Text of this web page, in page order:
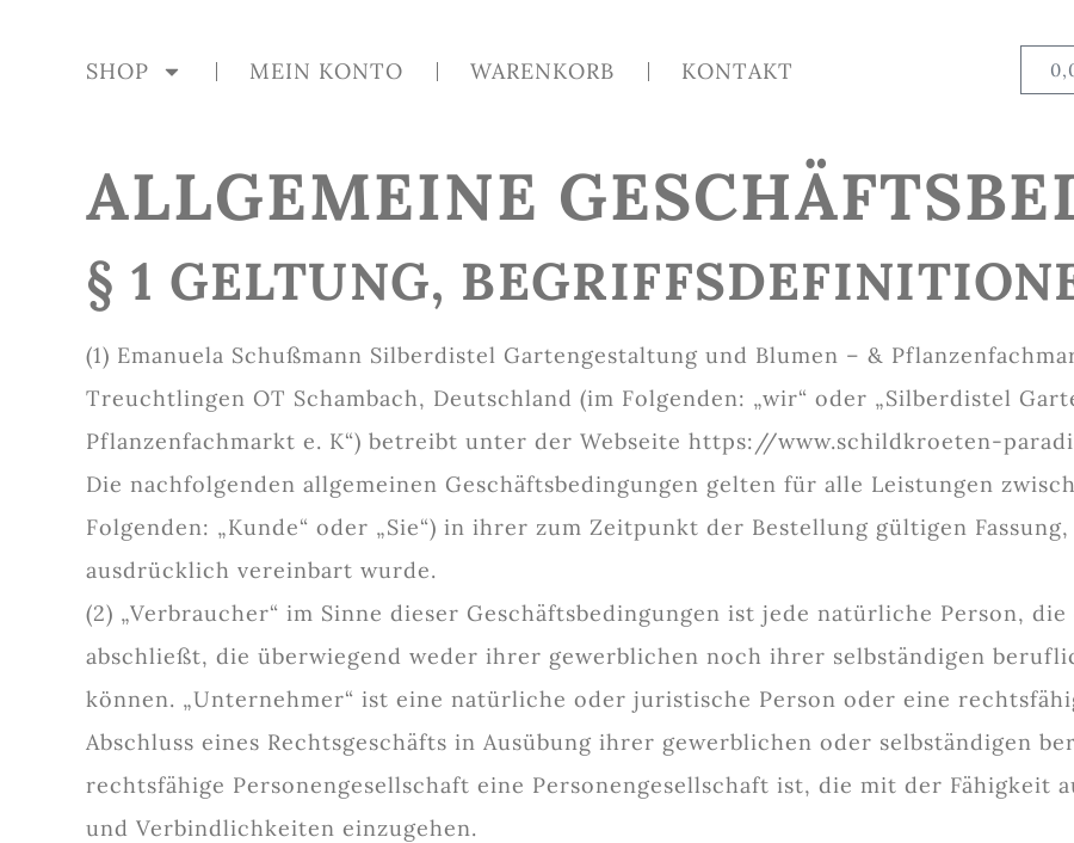
SHOP MEIN KONTO WARENKORB KONTAKT
ALLGEMEINE
§ 1 GELTUNG,
(1) Emanuela Schußmann Silberdistel Gartengestaltung und Blumen – &
Treuchtlingen OT Schambach, Deutschland (im Folgenden: „wir“ oder „Silberdistel
Pflanzenfachmarkt e. K“) betreibt unter der Webseite https://www.schildkroeten-
Die nachfolgenden allgemeinen Geschäftsbedingungen gelten für alle Leistungen
Folgenden: „Kunde“ oder „Sie“) in ihrer zum Zeitpunkt der Bestellung gültigen
ausdrücklich vereinbart wurde.
(2) „Verbraucher“ im Sinne dieser Geschäftsbedingungen ist jede natürliche Person,
abschließt, die überwiegend weder ihrer gewerblichen noch ihrer selbständigen
können. „Unternehmer“ ist eine natürliche oder juristische Person oder eine
Abschluss eines Rechtsgeschäfts in Ausübung ihrer gewerblichen oder selbständigen
rechtsfähige Personengesellschaft eine Personengesellschaft ist, die mit der Fähigkeit
und Verbindlichkeiten einzugehen.